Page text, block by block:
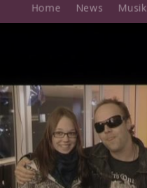
EPK
Home News Musik